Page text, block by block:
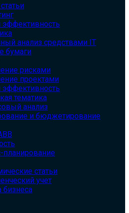
эффективность
анализ средствами IT
бумаги
рисками
проектами
эффективность
тематика
анализ
и бюджетирование
планирование
статьи
учет
бизнеса